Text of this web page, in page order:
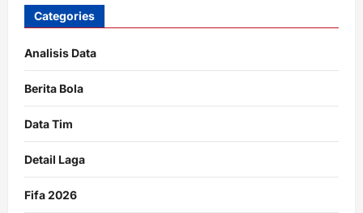
Categories
Analisis Data
Berita Bola
Data Tim
Detail Laga
Fifa 2026